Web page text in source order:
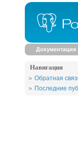
Документация
Навигация
Обратная
Последние